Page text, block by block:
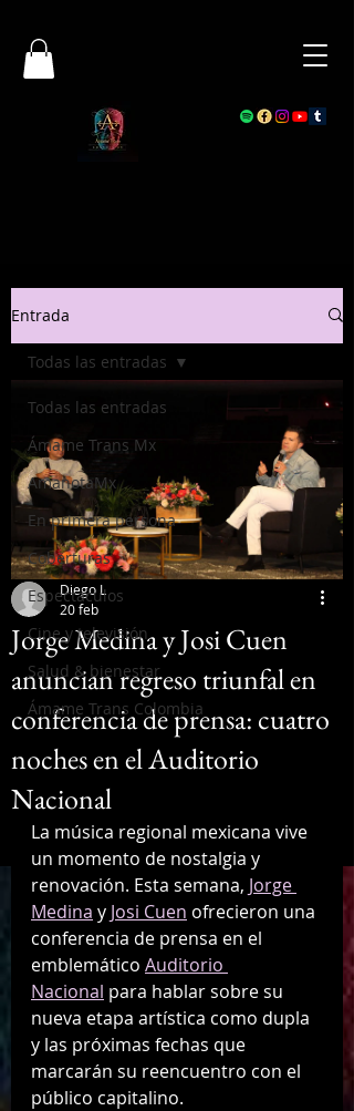
Entrada
Todas las entradas
Ámame Trans Mx
AmanotaMx
En primera persona
Coberturas
Espectáculos
Cine y televisión
Salud & bienestar
Ámame Trans Colombia
Todas las entradas
Jorge Medina y Josi Cuen
anuncian regreso triunfal en
conferencia de prensa: cuatro
noches en el Auditorio
Nacional
Diego L
20 feb
La música regional mexicana vive
un momento de nostalgia y
renovación. Esta semana, Jorge
Medina y Josi Cuen ofrecieron una
conferencia de prensa en el
emblemático Auditorio
Nacional para hablar sobre su
nueva etapa artística como dupla
y las próximas fechas que
marcarán su reencuentro con el
público capitalino.